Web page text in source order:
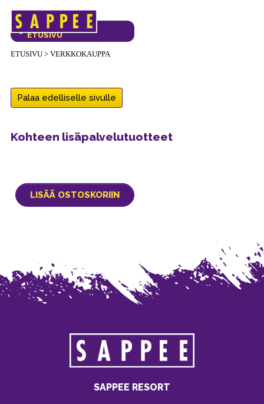
Päävalikko
ETUSIVU> VERKKOKAUPPA
VERKKOKAUPAN
ETUSIVU
Palaa edelliselle sivulle
Kohteen lisäpalvelutuotteet
SAPPEE RESORT